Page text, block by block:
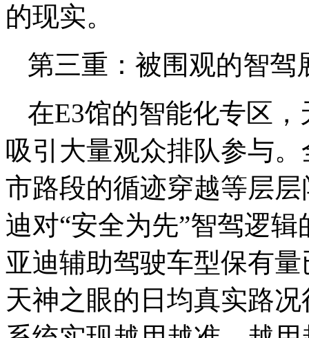
的现实。
第三重：被围观的智
在E3馆的智能化专区
吸引大量观众排队参与
市路段的循迹穿越等层
迪对“安全为先”智驾逻
亚迪辅助驾驶车型保有
天神之眼的日均真实路